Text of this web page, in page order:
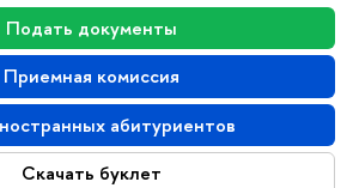
Подать документы
Приемная комиссия
абитуриентов
Скачать буклет